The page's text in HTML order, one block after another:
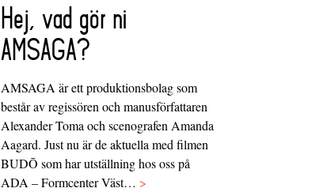
Hej, vad gör ni
AMSAGA?
AMSAGA är ett produktionsbolag som
består av regissören och manusförfattaren
Alexander Toma och scenografen Amanda
Aagard. Just nu är de aktuella med filmen
BUDŌ som har utställning hos oss på
ADA – Formcenter Väst… >